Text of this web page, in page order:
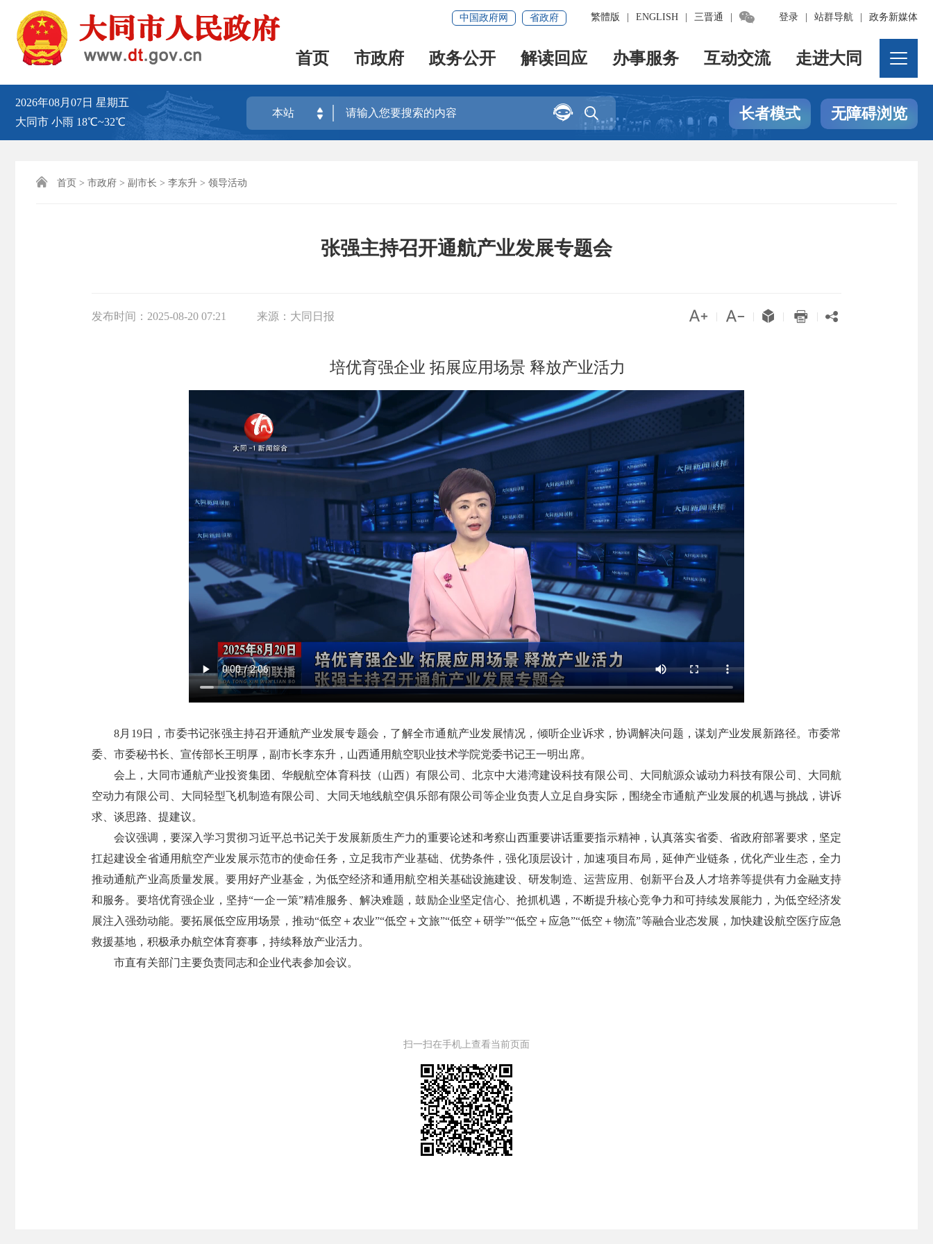
登录 站群导航 政务新媒体
繁體版 ENGLISH 三晋通 
中国政府网 省政府
首页 市政府 政务公开 解读回应 办事服务 互动交流 走进大同
2026年08月07日 星期五
大同市 小雨 18℃~32℃
本站 
 长者模式 无障碍浏览
 首页 > 市政府 > 副市长 > 李东升 > 领导活动
张强主持召开通航产业发展专题会
发布时间： 2025-08-20 07:21 来源： 大同日报     
培优育强企业 拓展应用场景 释放产业活力
8月19日，市委书记张强主持召开通航产业发展专题会，了解全市通航产业发展情况，倾听企业诉求，协调解决问题，谋划产业发展新路径。市委常
委、市委秘书长、宣传部长王明厚，副市长李东升，山西通用航空职业技术学院党委书记王一明出席。
会上，大同市通航产业投资集团、华舰航空体育科技（山西）有限公司、北京中大港湾建设科技有限公司、大同航源众诚动力科技有限公司、大同航
空动力有限公司、大同轻型飞机制造有限公司、大同天地线航空俱乐部有限公司等企业负责人立足自身实际，围绕全市通航产业发展的机遇与挑战，讲诉
求、谈思路、提建议。
会议强调，要深入学习贯彻习近平总书记关于发展新质生产力的重要论述和考察山西重要讲话重要指示精神，认真落实省委、省政府部署要求，坚定
扛起建设全省通用航空产业发展示范市的使命任务，立足我市产业基础、优势条件，强化顶层设计，加速项目布局，延伸产业链条，优化产业生态，全力
推动通航产业高质量发展。要用好产业基金，为低空经济和通用航空相关基础设施建设、研发制造、运营应用、创新平台及人才培养等提供有力金融支持
和服务。要培优育强企业，坚持“一企一策”精准服务、解决难题，鼓励企业坚定信心、抢抓机遇，不断提升核心竞争力和可持续发展能力，为低空经济发
展注入强劲动能。要拓展低空应用场景，推动“低空＋农业”“低空＋文旅”“低空＋研学”“低空＋应急”“低空＋物流”等融合业态发展，加快建设航空医疗应急
救援基地，积极承办航空体育赛事，持续释放产业活力。
市直有关部门主要负责同志和企业代表参加会议。
扫一扫在手机上查看当前页面